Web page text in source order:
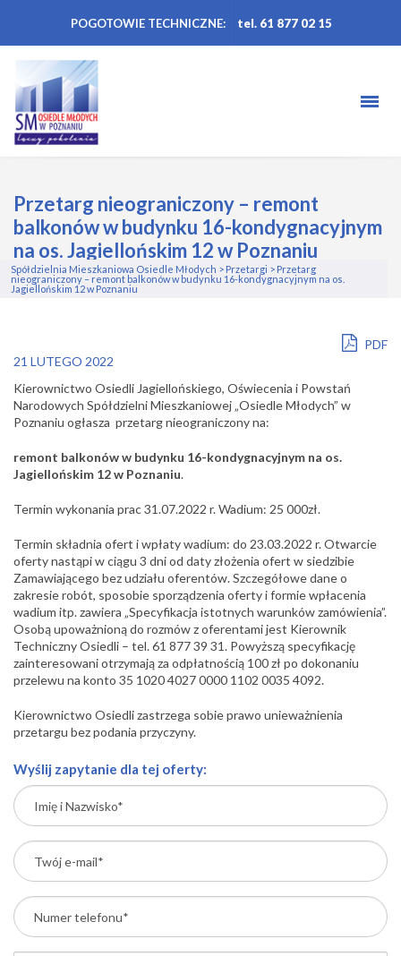
POGOTOWIE TECHNICZNE: tel. 61 877 02 15
Przetarg nieograniczony – remont
balkonów w budynku 16-kondygnacyjnym
na os. Jagiellońskim 12 w Poznaniu
Spółdzielnia Mieszkaniowa Osiedle Młodych > Przetargi > Przetarg
nieograniczony – remont balkonów w budynku 16-kondygnacyjnym na os.
Jagiellońskim 12 w Poznaniu
PDF
21 LUTEGO 2022
Kierownictwo Osiedli Jagiellońskiego, Oświecenia i Powstań
Narodowych Spółdzielni Mieszkaniowej „Osiedle Młodych” w
Poznaniu ogłasza przetarg nieograniczony na:
remont balkonów w budynku 16-kondygnacyjnym na os.
Jagiellońskim 12 w Poznaniu.
Termin wykonania prac 31.07.2022 r. Wadium: 25 000zł.
Termin składnia ofert i wpłaty wadium: do 23.03.2022 r. Otwarcie
oferty nastąpi w ciągu 3 dni od daty złożenia ofert w siedzibie
Zamawiającego bez udziału oferentów. Szczegółowe dane o
zakresie robót, sposobie sporządzenia oferty i formie wpłacenia
wadium itp. zawiera „Specyfikacja istotnych warunków zamówienia”.
Osobą upoważnioną do rozmów z oferentami jest Kierownik
Techniczny Osiedli – tel. 61 877 39 31. Powyższą specyfikację
zainteresowani otrzymają za odpłatnością 100 zł po dokonaniu
przelewu na konto 35 1020 4027 0000 1102 0035 4092.
Kierownictwo Osiedli zastrzega sobie prawo unieważnienia
przetargu bez podania przyczyny.
Wyślij zapytanie dla tej oferty: